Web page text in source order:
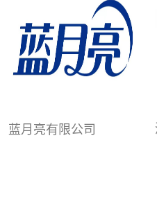
蓝月亮有限公司